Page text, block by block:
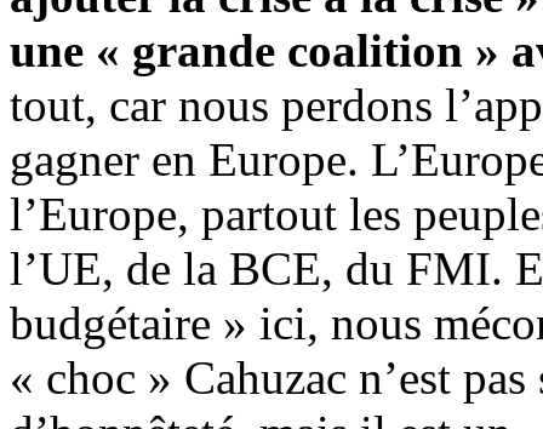
une « grande coalition »
tout, car nous perdons
gagner en Europe.
l’Europe, partout les
l’UE, de la BCE, du FMI.
budgétaire » ici, nous
« choc » Cahuzac n’est